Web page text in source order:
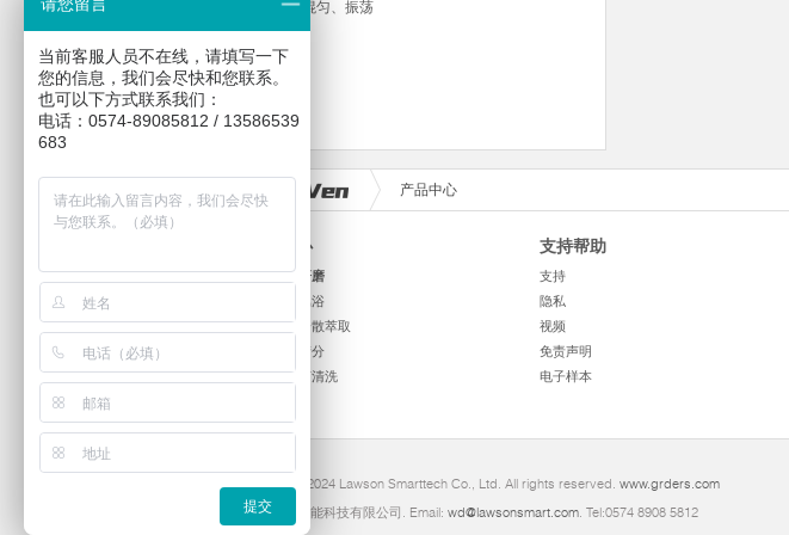
备、样品混匀、振荡
产品中心
产品中心
均质匀浆研磨
恒温槽金属浴
超声破碎分散萃取
混匀离心筛分
粘度计超声清洗
支持帮助
支持
隐私
视频
免责声明
电子样本
Copyright 2024 Lawson Smarttech Co., Ltd. All rights reserved. www.grders.com
宁波洛尚智能科技有限公司. Email: wd@lawsonsmart.com. Tel:0574 8908 5812
当前客服人员不在线，请填写一下
您的信息，我们会尽快和您联系。
也可以下方式联系我们：
电话：0574-89085812 / 13586539
683
提交